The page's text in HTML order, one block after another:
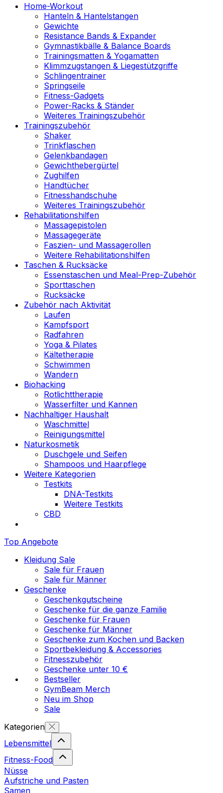
Home-Workout
Hanteln & Hantelstangen
Gewichte
Resistance Bands & Expander
Gymnastikbälle & Balance Boards
Trainingsmatten & Yogamatten
Klimmzugstangen & Liegestützgriffe
Schlingentrainer
Springseile
Fitness-Gadgets
Power-Racks & Ständer
Weiteres Trainingszubehör
Trainingszubehör
Shaker
Trinkflaschen
Gelenkbandagen
Gewichthebergürtel
Zughilfen
Handtücher
Fitnesshandschuhe
Weiteres Trainingszubehör
Rehabilitationshilfen
Massagepistolen
Massagegeräte
Faszien- und Massagerollen
Weitere Rehabilitationshilfen
Taschen & Rucksäcke
Essenstaschen und Meal-Prep-Zubehör
Sporttaschen
Rucksäcke
Zubehör nach Aktivität
Laufen
Kampfsport
Radfahren
Yoga & Pilates
Kältetherapie
Schwimmen
Wandern
Biohacking
Rotlichttherapie
Wasserfilter und Kannen
Nachhaltiger Haushalt
Waschmittel
Reinigungsmittel
Naturkosmetik
Duschgele und Seifen
Shampoos und Haarpflege
Weitere Kategorien
Testkits
DNA-Testkits
Weitere Testkits
CBD
Top Angebote
Kleidung Sale
Sale für Frauen
Sale für Männer
Geschenke
Geschenkgutscheine
Geschenke für die ganze Familie
Geschenke für Frauen
Geschenke für Männer
Geschenke zum Kochen und Backen
Sportbekleidung & Accessories
Fitnesszubehör
Geschenke unter 10 €
Bestseller
GymBeam Merch
Neu im Shop
Sale
Kategorien
Lebensmittel
Fitness-Food
Nüsse
Aufstriche und Pasten
Samen